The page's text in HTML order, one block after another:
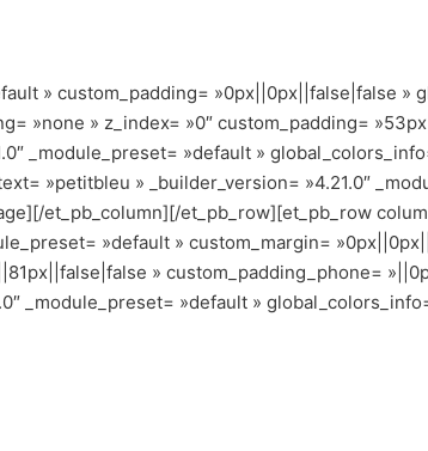
» custom_padding= »0px||0px||false|false »
»none » z_index= »0″ custom_padding=
_module_preset= »default »
»petitbleu » _builder_version= »4.21.0″
et_pb_column][/et_pb_row][et_pb_row
»default » custom_margin=
» custom_padding_phone=
_module_preset= »default »